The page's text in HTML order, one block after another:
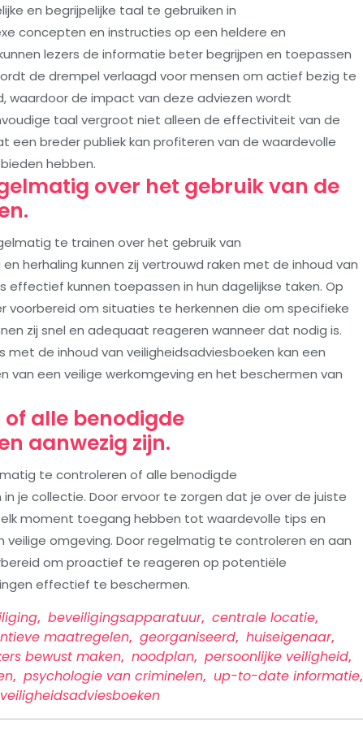
en begrijpelijke taal te gebruiken in
concepten en instructies op een heldere en
lezers de informatie beter begrijpen en toepassen
de drempel verlaagd voor mensen om actief bezig te
waardoor de impact van deze adviezen wordt
taal vergroot niet alleen de effectiviteit van de
een breder publiek kan profiteren van de waardevolle
hebben.
over het gebruik van de
te trainen over het gebruik van
herhaling kunnen zij vertrouwd raken met de inhoud van
effectief kunnen toepassen in hun dagelijkse taken. Op
voorbereid om situaties te herkennen die om specifieke
zij snel en adequaat reageren wanneer dat nodig is.
de inhoud van veiligheidsadviesboeken kan een
van een veilige werkomgeving en het beschermen van
alle benodigde
aanwezig zijn.
te controleren of alle benodigde
je collectie. Door ervoor te zorgen dat je over de juiste
moment toegang hebben tot waardevolle tips en
veilige omgeving. Door regelmatig te controleren en aan
om proactief te reageren op potentiële
effectief te beschermen.
, beveiligingsapparatuur, centrale locatie,
maatregelen, georganiseerd, huiseigenaar,
bewust maken, noodplan, persoonlijke veiligheid,
, psychologie van criminelen, up-to-date informatie,
veiligheidsadviesboeken